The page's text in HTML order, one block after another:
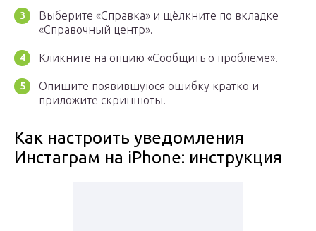
Выберите «Справка» и щёлкните по вкладке
«Справочный центр».
Кликните на опцию «Сообщить о проблеме».
Опишите появившуюся ошибку кратко и
приложите скриншоты.
Как настроить уведомления
Инстаграм на iPhone: инструкция